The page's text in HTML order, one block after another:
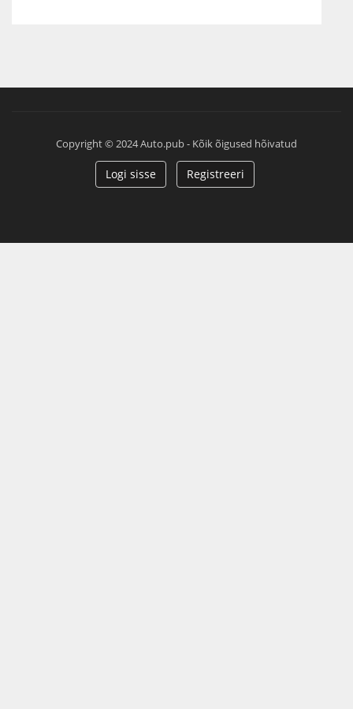
Copyright © 2024 Auto.pub - Kõik õigused hõivatud
Logi sisse Registreeri